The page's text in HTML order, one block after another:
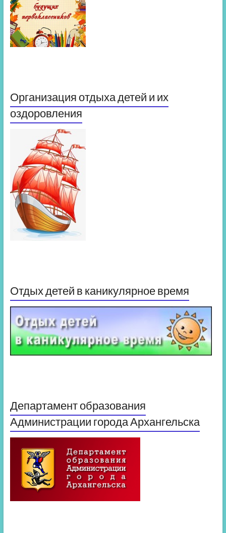
Организация отдыха детей и их
оздоровления
Отдых детей в каникулярное время
Департамент образования
Администрации города Архангельска